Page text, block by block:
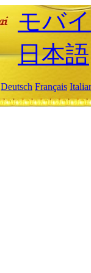
モバ
日本語
Deutsch Français